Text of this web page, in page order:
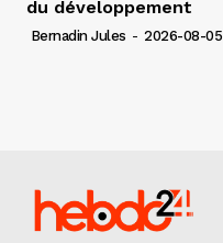
du développement
Bernadin Jules - 2026-08-05